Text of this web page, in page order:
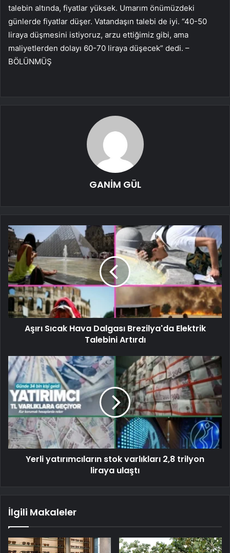
talebin altında, fiyatlar yüksek. Umarım önümüzdeki
günlerde fiyatlar düşer. Vatandaşın talebi de iyi. “40-50
liraya düşmesini istiyoruz, arzu ettiğimiz gibi, ama
maliyetlerden dolayı 60-70 liraya düşecek” dedi. –
BÖLÜNMÜŞ
GANİM GÜL
Aşırı Sıcak Hava Dalgası Brezilya'da Elektrik
Talebini Artırdı
Yerli yatırımcıların stok varlıkları 2,8 trilyon
liraya ulaştı
İlgili Makaleler